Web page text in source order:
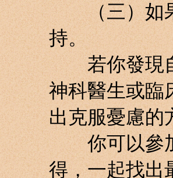
（三）如果
持。
若你發現自
神科醫生或臨
出克服憂慮的
你可以參加
得，一起找出